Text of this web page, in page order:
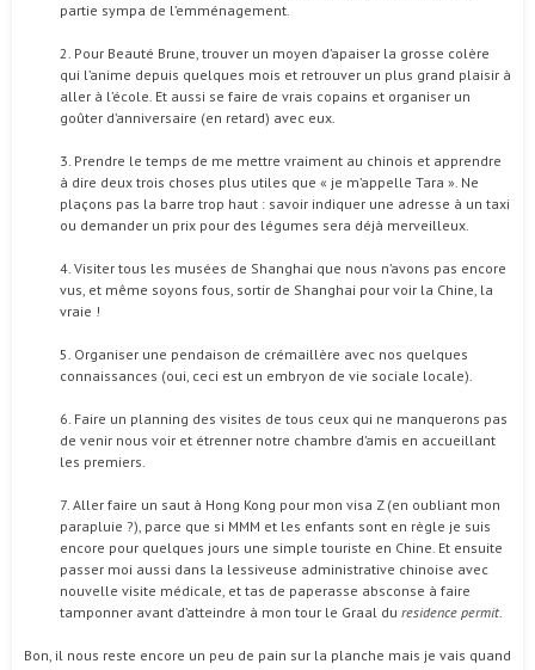
partie sympa de l’emménagement.
2. Pour Beauté Brune, trouver un moyen d’apaiser la grosse colère
qui l’anime depuis quelques mois et retrouver un plus grand plaisir à
aller à l’école. Et aussi se faire de vrais copains et organiser un
goûter d’anniversaire (en retard) avec eux.
3. Prendre le temps de me mettre vraiment au chinois et apprendre
à dire deux trois choses plus utiles que « je m’appelle Tara ». Ne
plaçons pas la barre trop haut : savoir indiquer une adresse à un taxi
ou demander un prix pour des légumes sera déjà merveilleux.
4. Visiter tous les musées de Shanghai que nous n’avons pas encore
vus, et même soyons fous, sortir de Shanghai pour voir la Chine, la
vraie !
5. Organiser une pendaison de crémaillère avec nos quelques
connaissances (oui, ceci est un embryon de vie sociale locale).
6. Faire un planning des visites de tous ceux qui ne manquerons pas
de venir nous voir et étrenner notre chambre d’amis en accueillant
les premiers.
7. Aller faire un saut à Hong Kong pour mon visa Z (en oubliant mon
parapluie ?), parce que si MMM et les enfants sont en règle je suis
encore pour quelques jours une simple touriste en Chine. Et ensuite
passer moi aussi dans la lessiveuse administrative chinoise avec
nouvelle visite médicale, et tas de paperasse absconse à faire
tamponner avant d’atteindre à mon tour le Graal du residence permit.
Bon, il nous reste encore un peu de pain sur la planche mais je vais quand